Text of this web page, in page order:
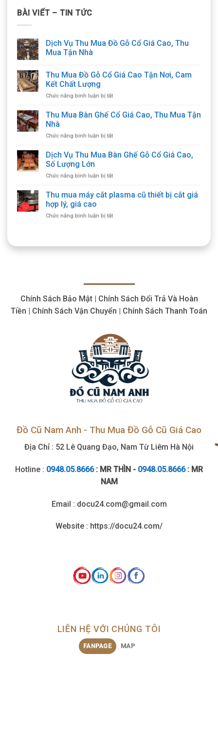
BÀI VIẾT – TIN TỨC
Dịch Vụ Thu Mua Đồ Gỗ Cổ Giá Cao, Thu
Mua Tận Nhà
Thu Mua Đồ Gỗ Cổ Giá Cao Tận Nơi, Cam
Kết Chất Lượng
Chức năng bình luận bị tắtở
Mua
Đồ
Cổ
Cao
Cam
Chất
Thu Mua Bàn Ghế Cổ Giá Cao, Thu Mua Tận
Nhà
Chức năng bình luận bị tắtở
Mua
Cổ
Cao,
Tận
Dịch Vụ Thu Mua Bàn Ghế Gỗ Cổ Giá Cao,
Số Lượng Lớn
Chức năng bình luận bị tắtở
Vụ
Bàn
Lớn
Thu mua máy cắt plasma cũ thiết bị cắt giá
hợp lý, giá cao
Chức năng bình luận bị tắtở
cắt
giá
hợp
lý,
Chính Sách Bảo Mật | Chính Sách Đổi Trả Và Hoàn
Tiền | Chính Sách Vận Chuyển | Chính Sách Thanh Toán
Đồ Cũ Nam Anh - Thu Mua Đồ Gỗ Cũ Giá Cao
Địa Chỉ : 52 Lê Quang Đạo, Nam Từ Liêm Hà Nội
Hotline : 0948.05.8666 : MR THÌN - 0948.05.8666: MR
NAM
Email : docu24.com@gmail.com
Website : https://docu24.com/
LIÊN HỆ VỚI CHÚNG TÔI
FANPAGE MAP